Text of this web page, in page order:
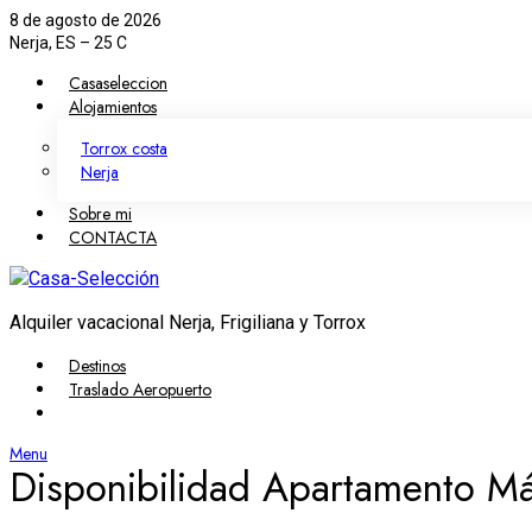
Skip to the content
8 de agosto de 2026
Nerja, ES – 25 C
Casaseleccion
Alojamientos
Torrox costa
Nerja
Sobre mi
CONTACTA
Alquiler vacacional Nerja, Frigiliana y Torrox
Destinos
Traslado Aeropuerto
Menu
Disponibilidad Apartamento